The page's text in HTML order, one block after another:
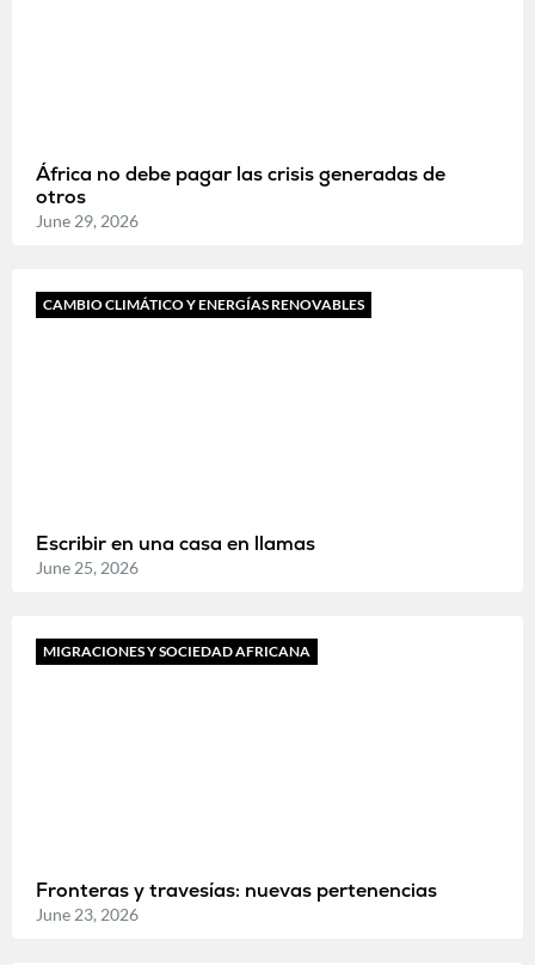
África no debe pagar las crisis generadas de
otros
June 29, 2026
CAMBIO CLIMÁTICO Y ENERGÍAS RENOVABLES
Escribir en una casa en llamas
June 25, 2026
MIGRACIONES Y SOCIEDAD AFRICANA
Fronteras y travesías: nuevas pertenencias
June 23, 2026